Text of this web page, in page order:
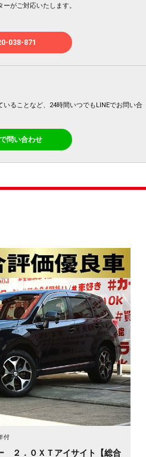
がご対応いたします。
038-871
ることなど、24時間いつでもLINEでお問い合
問い合わせ
付
２．０ＸＴアイサイト【総合